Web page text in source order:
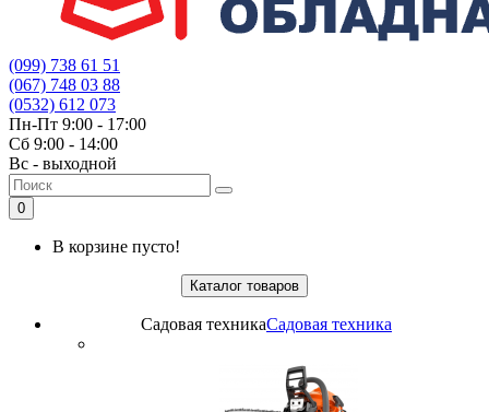
(099) 738 61 51
(067) 748 03 88
(0532) 612 073
Пн-Пт 9:00 - 17:00
Сб 9:00 - 14:00
Вс - выходной
0
В корзине пусто!
Каталог товаров
Садовая техникаСадовая техника